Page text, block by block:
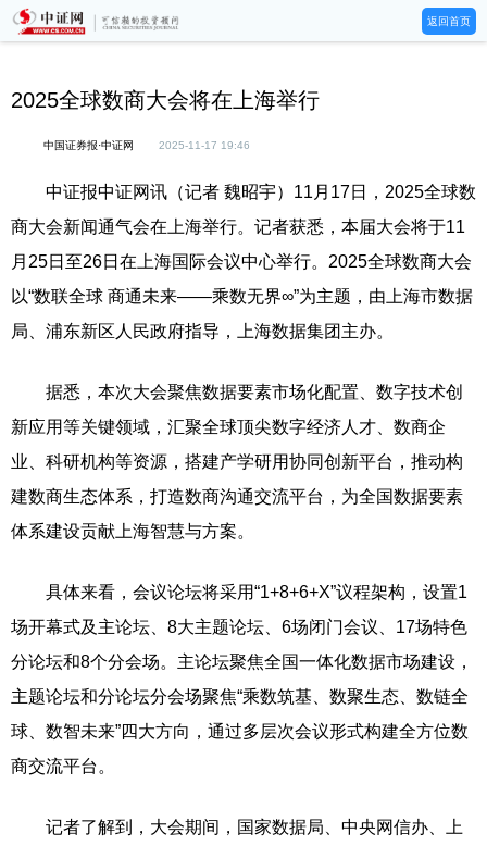
返回首页
2025全球数商大会将在上海举行
中国证券报·中证网 2025-11-17 19:46
中证报中证网讯（记者 魏昭宇）11月17日，2025全球数
商大会新闻通气会在上海举行。记者获悉，本届大会将于11
月25日至26日在上海国际会议中心举行。2025全球数商大会
以“数联全球 商通未来——乘数无界∞”为主题，由上海市数据
局、浦东新区人民政府指导，上海数据集团主办。
据悉，本次大会聚焦数据要素市场化配置、数字技术创
新应用等关键领域，汇聚全球顶尖数字经济人才、数商企
业、科研机构等资源，搭建产学研用协同创新平台，推动构
建数商生态体系，打造数商沟通交流平台，为全国数据要素
体系建设贡献上海智慧与方案。
具体来看，会议论坛将采用“1+8+6+X”议程架构，设置1
场开幕式及主论坛、8大主题论坛、6场闭门会议、17场特色
分论坛和8个分会场。主论坛聚焦全国一体化数据市场建设，
主题论坛和分论坛分会场聚焦“乘数筑基、数聚生态、数链全
球、数智未来”四大方向，通过多层次会议形式构建全方位数
商交流平台。
记者了解到，大会期间，国家数据局、中央网信办、上